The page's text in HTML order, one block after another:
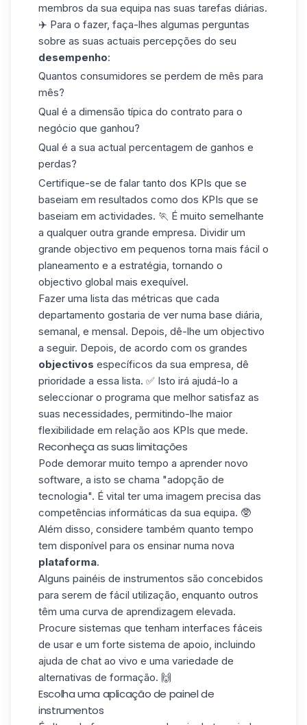
membros da sua equipa nas suas tarefas diárias.
✈️ Para o fazer, faça-lhes algumas perguntas
sobre as suas actuais percepções do seu
desempenho:
Quantos consumidores se perdem de mês para
mês?
Qual é a dimensão típica do contrato para o
negócio que ganhou?
Qual é a sua actual percentagem de ganhos e
perdas?
Certifique-se de falar tanto dos KPIs que se
baseiam em resultados como dos KPIs que se
baseiam em actividades. 🏃 É muito semelhante
a qualquer outra grande empresa. Dividir um
grande objectivo em pequenos torna mais fácil o
planeamento e a estratégia , tornando o
objectivo global mais exequível.
Fazer uma lista das métricas que cada
departamento gostaria de ver numa base diária,
semanal, e mensal. Depois, dê-lhe um objectivo
a seguir. Depois, de acordo com os grandes
objectivos específicos da sua empresa, dê
prioridade a essa lista. ✅ Isto irá ajudá-lo a
seleccionar o programa que melhor satisfaz as
suas necessidades, permitindo-lhe maior
flexibilidade em relação aos KPIs que mede.
Reconheça as suas limitações
Pode demorar muito tempo a aprender novo
software, a isto se chama "adopção de
tecnologia". É vital ter uma imagem precisa das
competências informáticas da sua equipa. 🥸
Além disso, considere também quanto tempo
tem disponível para os ensinar numa nova
plataforma.
Alguns painéis de instrumentos são concebidos
para serem de fácil utilização, enquanto outros
têm uma curva de aprendizagem elevada.
Procure sistemas que tenham interfaces fáceis
de usar e um forte sistema de apoio, incluindo
ajuda de chat ao vivo e uma variedade de
alternativas de formação. 🙌
Escolha uma aplicação de painel de
instrumentos